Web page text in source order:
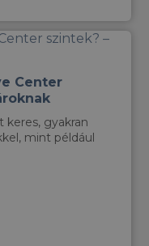
Center
keres, gyakran
mint például